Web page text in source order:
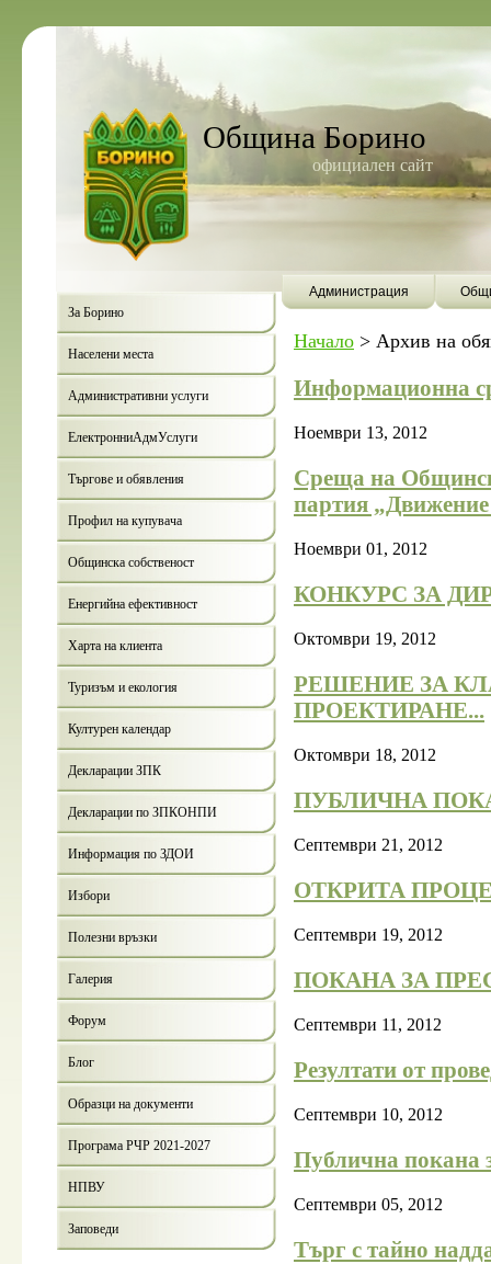
Община Борино
официален сайт
Администрация
За Борино
Населени места
Административни услуги
ЕлектронниАдмУслуги
Търгове и обявления
Профил на купувача
Общинска собственост
Енергийна ефективност
Харта на клиента
Туризъм и екология
Културен календар
Декларации ЗПК
Декларации по ЗПКОНПИ
Информация по ЗДОИ
Избори
Полезни връзки
Галерия
Форум
Блог
Образци на документи
Програма РЧР 2021-2027
НПВУ
Заповеди
Начало > Архив на
Информационна
Ноември 13, 2012
Среща на
партия „Движение
Ноември 01, 2012
КОНКУРС ЗА
Октомври 19, 2012
РЕШЕНИЕ ЗА
ПРОЕКТИРАНЕ...
Октомври 18, 2012
ПУБЛИЧНА
Септември 21, 2012
ОТКРИТА
Септември 19, 2012
ПОКАНА ЗА
Септември 11, 2012
Резултати от
Септември 10, 2012
Публична покана
Септември 05, 2012
Tърг с тайно